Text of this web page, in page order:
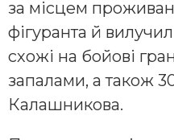
за місцем
фігуранта й
схожі на бойові
запалами, а також
Калашникова.